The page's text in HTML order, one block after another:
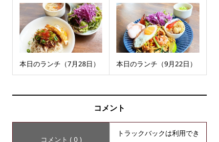
本日のランチ（7月28日） 本日のランチ（9月22日）
コメント
コメント ( 0 )
トラックバックは利用でき